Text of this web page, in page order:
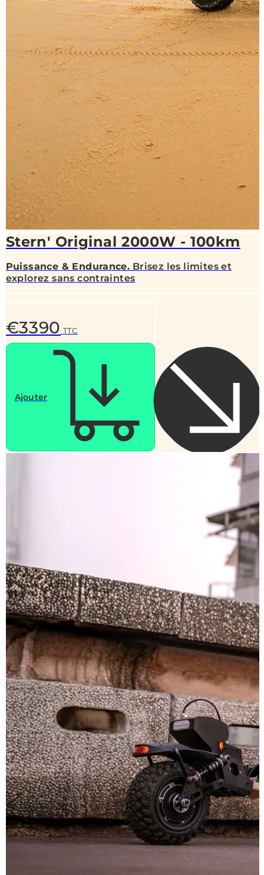
Stern' Original 2000W - 100km
Puissance & Endurance. Brisez les limites et
explorez sans contraintes
€3390 TTC
Ajouter